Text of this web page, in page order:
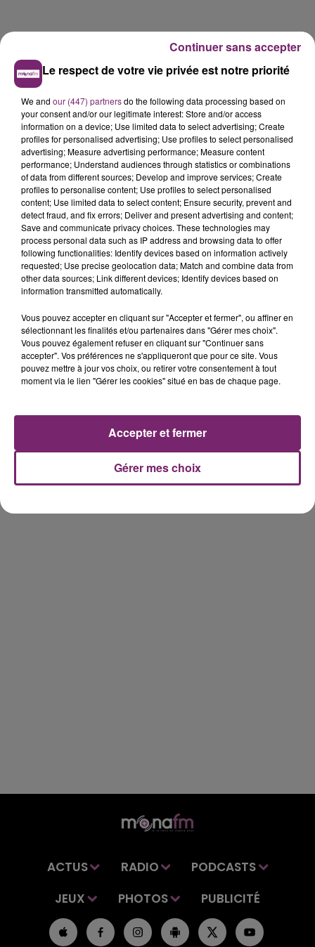
La Bulle - Guinguette éphémère
de Frelinghien !
éclipse solaire du 12 Août 2026
158 pompiers de la région sont
partis hier soir pour la Gironde
ACTUS RADIO
PODCASTS
JEUX
PHOTOS PUBLICITÉ
Le respect de votre vie privée est notre priorité
We and our (447) partnersdo the following data processing based on
your consent and/or our legitimate interest: Store and/or access
information on a device; Use limited data to select advertising; Create
profiles for personalised advertising; Use profiles to select personalised
advertising; Measure advertising performance; Measure content
performance; Understand audiences through statistics or combinations
of data from different sources; Develop and improve services; Create
profiles to personalise content; Use profiles to select personalised
content; Use limited data to select content; Ensure security, prevent and
detect fraud, and fix errors; Deliver and present advertising and content;
Save and communicate privacy choices. These technologies may
process personal data such as IP address and browsing data to offer
following functionalities: Identify devices based on information actively
requested; Use precise geolocation data; Match and combine data from
other data sources; Link different devices; Identify devices based on
information transmitted automatically.
Vous pouvez accepter en cliquant sur "Accepter et fermer", ou affiner en
sélectionnant les finalités et/ou partenaires dans "Gérer mes choix".
Vous pouvez également refuser en cliquant sur "Continuer sans
accepter". Vos préférences ne s'appliqueront que pour ce site. Vous
pouvez mettre à jour vos choix, ou retirer votre consentement à tout
moment via le lien "Gérer les cookies" situé en bas de chaque page.
Gérer mes choix
Accepter et fermer
Continuer sans accepter